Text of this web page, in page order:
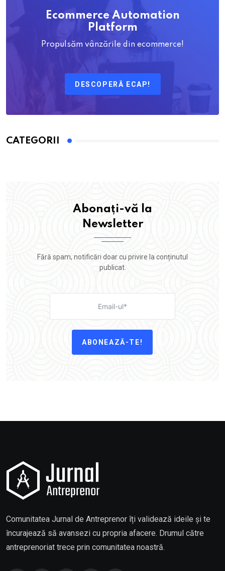
Ecommerce Automation
Platform
Propulsăm vânzările din ecommerce!
DESCOPERĂ ECAP!
CATEGORII
Abonați-vă la
Newsletter
Fără spam, notificări doar cu privire la conținutul
publicat.
ABONEAZĂ-TE!
Comunitatea Jurnal de Antreprenor îți validează ideile și te
încurajează să avansezi cu propria afacere. Drumul către
antreprenoriat trece prin comunitatea noastră.